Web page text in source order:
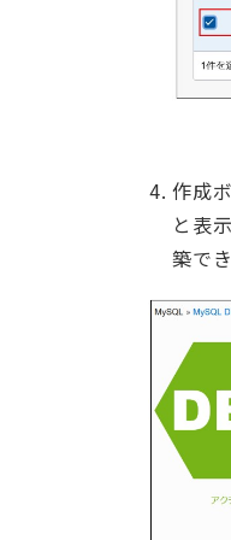
作成
と表
築で